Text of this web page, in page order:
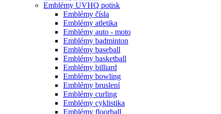
Emblémy UVHQ potisk
Emblémy čísla
Emblémy atletika
Emblémy auto - moto
Emblémy badminton
Emblémy baseball
Emblémy basketball
Emblémy billiard
Emblémy bowling
Emblémy bruslení
Emblémy curling
Emblémy cyklistika
Emblémy floorball